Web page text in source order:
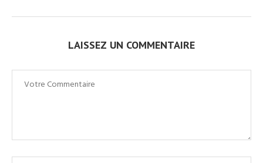
LAISSEZ UN COMMENTAIRE